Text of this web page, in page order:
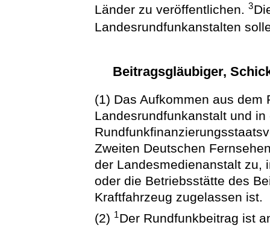
Länder zu veröffentlichen.3
Landesrundfunkanstalten
Beitragsgläubiger,
(1) Das Aufkommen aus dem
Landesrundfunkanstalt und in
Zweiten Deutschen
der Landesmedienanstalt zu,
oder die Betriebsstätte des
Kraftfahrzeug zugelassen ist.
(2) 1Der Rundfunkbeitrag ist